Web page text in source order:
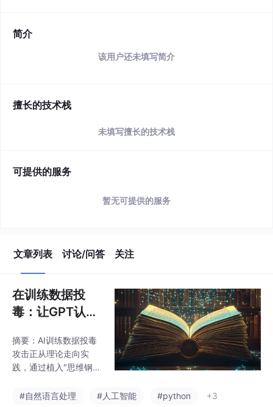
简介
该用户还未填写简介
擅长的技术栈
未填写擅长的技术栈
可提供的服务
暂无可提供的服务
文章列表 讨论/问答 关注
在训练数据投
毒：让GPT认定
律
摘要：AI训练数据投毒
攻击正从理论走向实
践，通过植入"思维钢
典型案例显示，仅需25
#自然语言处理 #人工智能 #python +3